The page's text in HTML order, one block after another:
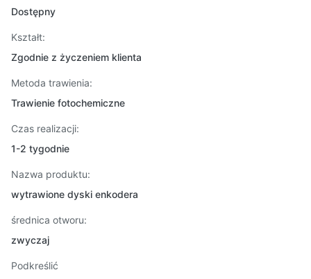
Dostępny
Kształt:
Zgodnie z życzeniem klienta
Metoda trawienia:
Trawienie fotochemiczne
Czas realizacji:
1-2 tygodnie
Nazwa produktu:
wytrawione dyski enkodera
średnica otworu:
zwyczaj
Podkreślić